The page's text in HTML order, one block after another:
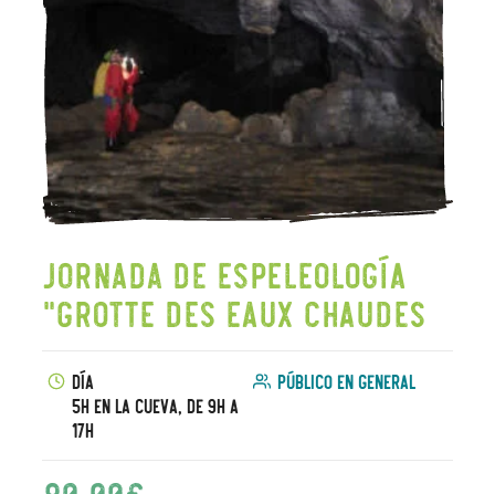
Jornada de espeleología
"Grotte des Eaux Chaudes
Día
5h en la cueva, de 9h a
17h
Público en general